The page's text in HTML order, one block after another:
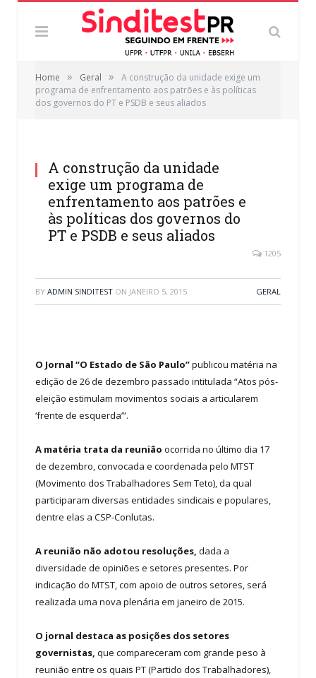
Home » Geral »
A construção da unidade exige um
programa de enfrentamento aos patrões e às políticas
dos governos do PT e PSDB e seus aliados
A construção da unidade
exige um programa de
enfrentamento aos patrões e
às políticas dos governos do
PT e PSDB e seus aliados
1205
BY ADMIN SINDITEST ON JANEIRO 5, 2015 GERAL
O Jornal “O Estado de São Paulo”publicou matéria na
edição de 26 de dezembro passado intitulada “Atos pós-
eleição estimulam movimentos sociais a articularem
‘frente de esquerda’”.
A matéria trata da reunião ocorrida no último dia 17
de dezembro, convocada e coordenada pelo MTST
(Movimento dos Trabalhadores Sem Teto), da qual
participaram diversas entidades sindicais e populares,
dentre elas a CSP-Conlutas.
A reunião não adotou resoluções, dada a
diversidade de opiniões e setores presentes. Por
indicação do MTST, com apoio de outros setores, será
realizada uma nova plenária em janeiro de 2015.
O jornal destaca as posições dos setores
governistas, que compareceram com grande peso à
reunião entre os quais PT (Partido dos Trabalhadores),